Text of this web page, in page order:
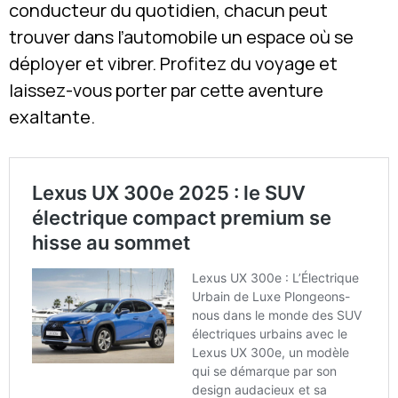
conducteur du quotidien, chacun peut
trouver dans l’automobile un espace où se
déployer et vibrer. Profitez du voyage et
laissez-vous porter par cette aventure
exaltante.